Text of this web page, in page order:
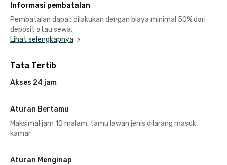
Informasi pembatalan
Pembatalan dapat dilakukan dengan biaya minimal 50% dari
deposit atau sewa.
Lihat selengkapnya
Tata Tertib
Akses 24 jam
Aturan Bertamu
Maksimal jam 10 malam, tamu lawan jenis dilarang masuk
kamar
Aturan Menginap